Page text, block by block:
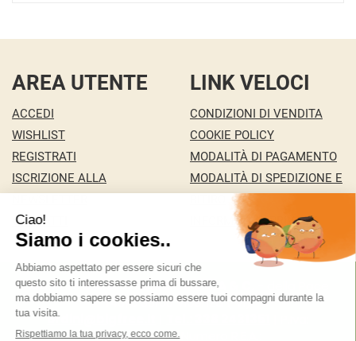
AREA UTENTE
ACCEDI
WISHLIST
REGISTRATI
ISCRIZIONE ALLA
CONTATTI
LINK VELOCI
CONDIZIONI DI VENDITA
COOKIE POLICY
MODALITÀ DI PAGAMENTO
MODALITÀ DI SPEDIZIONE E
INFORMATIVA PRIVACY
MA.RI 29 S.A.S. DI MARCO PONZA & C.
146/c 36100 Vicenza ( VI)
ordini@bigfree.it
04155950241 | Numero R.E.A.: